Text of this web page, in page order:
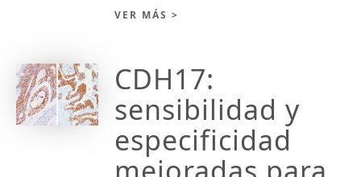
VER MÁS >
CDH17:
sensibilidad y
especificidad